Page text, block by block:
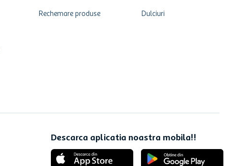
Rechemare produse Dulciuri
Descarca aplicatia noastra mobila!!